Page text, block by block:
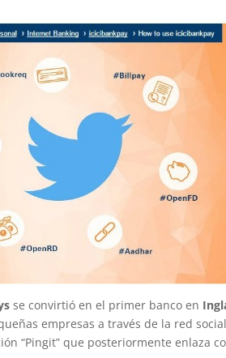
se convirtió en el primer banco en
empresas a través de la red
“Pingit” que posteriormente enlaza